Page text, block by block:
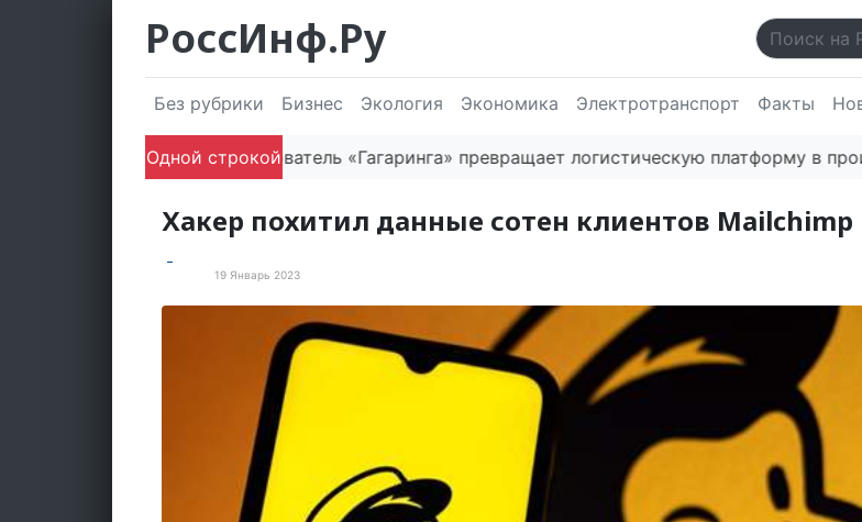
РоссИнф.Ру
Без рубрики Бизнес Экология Экономика Электротранспорт Факты
Одной строкой
Как основатель «Гагаринга» превращает логистическую платформу в
Хакер похитил данные сотен клиентов Mailchimp
19 Январь 2023